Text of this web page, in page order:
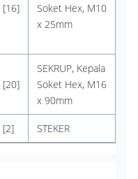
[16]
Soket Hex, M10
x 25mm
[20]
SEKRUP, Kepala
Soket Hex, M16
x 90mm
[2] STEKER